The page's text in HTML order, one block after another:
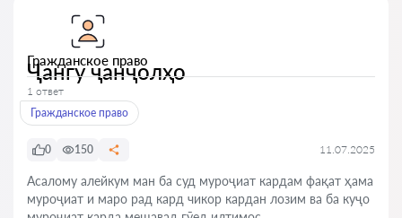
Гражданское право
Ҷангу ҷанҷолҳо
1 ответ
Гражданское право
0 150 11.07.2025
Асалому алейкум ман ба суд муроҷиат кардам фақат ҳама
муроҷиат и маро рад кард чикор кардан лозим ва ба куҷо